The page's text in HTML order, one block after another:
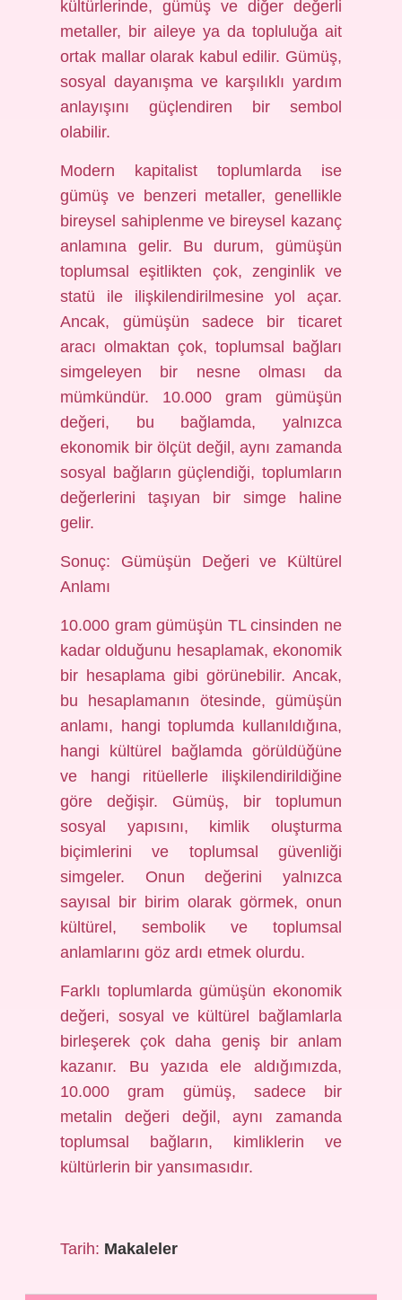
kültürlerinde, gümüş ve diğer değerli
metaller, bir aileye ya da topluluğa ait
ortak mallar olarak kabul edilir. Gümüş,
sosyal dayanışma ve karşılıklı yardım
anlayışını güçlendiren bir sembol
olabilir.
Modern kapitalist toplumlarda ise
gümüş ve benzeri metaller, genellikle
bireysel sahiplenme ve bireysel kazanç
anlamına gelir. Bu durum, gümüşün
toplumsal eşitlikten çok, zenginlik ve
statü ile ilişkilendirilmesine yol açar.
Ancak, gümüşün sadece bir ticaret
aracı olmaktan çok, toplumsal bağları
simgeleyen bir nesne olması da
mümkündür. 10.000 gram gümüşün
değeri, bu bağlamda, yalnızca
ekonomik bir ölçüt değil, aynı zamanda
sosyal bağların güçlendiği, toplumların
değerlerini taşıyan bir simge haline
gelir.
Sonuç: Gümüşün Değeri ve Kültürel
Anlamı
10.000 gram gümüşün TL cinsinden ne
kadar olduğunu hesaplamak, ekonomik
bir hesaplama gibi görünebilir. Ancak,
bu hesaplamanın ötesinde, gümüşün
anlamı, hangi toplumda kullanıldığına,
hangi kültürel bağlamda görüldüğüne
ve hangi ritüellerle ilişkilendirildiğine
göre değişir. Gümüş, bir toplumun
sosyal yapısını, kimlik oluşturma
biçimlerini ve toplumsal güvenliği
simgeler. Onun değerini yalnızca
sayısal bir birim olarak görmek, onun
kültürel, sembolik ve toplumsal
anlamlarını göz ardı etmek olurdu.
Farklı toplumlarda gümüşün ekonomik
değeri, sosyal ve kültürel bağlamlarla
birleşerek çok daha geniş bir anlam
kazanır. Bu yazıda ele aldığımızda,
10.000 gram gümüş, sadece bir
metalin değeri değil, aynı zamanda
toplumsal bağların, kimliklerin ve
kültürlerin bir yansımasıdır.
Tarih: Makaleler